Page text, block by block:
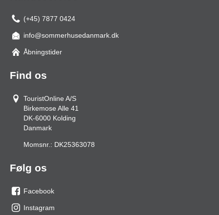
(+45) 7877 0424
info@sommerhusedanmark.dk
Åbningstider
Find os
TouristOnline A/S
Birkemose Alle 41
DK-6000 Kolding
Danmark
Momsnr.: DK25363078
Følg os
os
Facebook
Instagram